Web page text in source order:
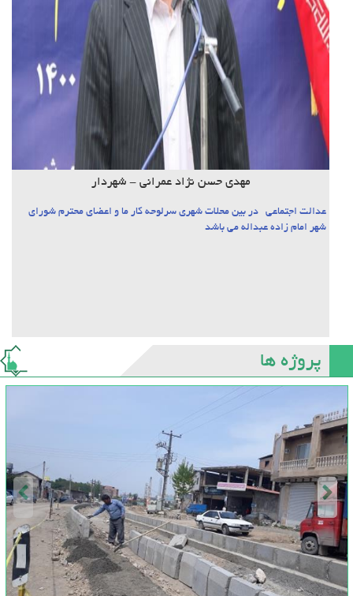
مهدی حسن نژاد عمرانی - شهردار
عدالت اجتماعی در بین محلات شهری سرلوحه کار ما و اعضای محترم شورای
شهر امام زاده عبداله می باشد
پروژه ها